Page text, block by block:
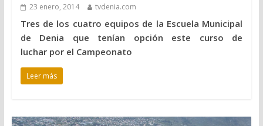
23 enero, 2014 tvdenia.com
Tres de los cuatro equipos de la Escuela Municipal
de Denia que tenían opción este curso de
luchar por el Campeonato
Leer más